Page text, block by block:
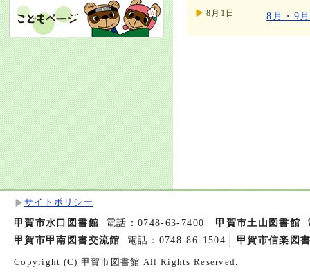
8月1日 8月・9
サイトポリシー
甲賀市水口図書館 電話：0748-63-7400 甲賀市土山図書館
甲賀市甲南図書交流館
電話：0748-86-1504 甲賀市信楽図
Copyright (C) 甲賀市図書館 All Rights Reserved.